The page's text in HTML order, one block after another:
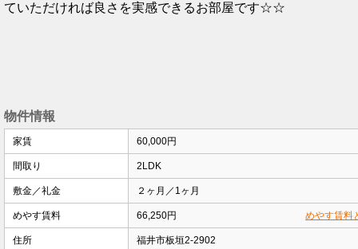
ていただければ良さを実感できるお部屋です☆☆
物件情報
家賃 60,000円
間取り 2LDK
敷金／礼金 ２ヶ月／1ヶ月
めやす賃料 めやす賃料
66,250円
住所 福井市板垣2-2902